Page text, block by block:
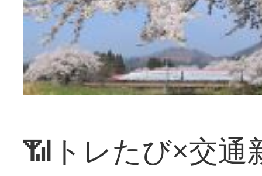
📶トレたび×交通